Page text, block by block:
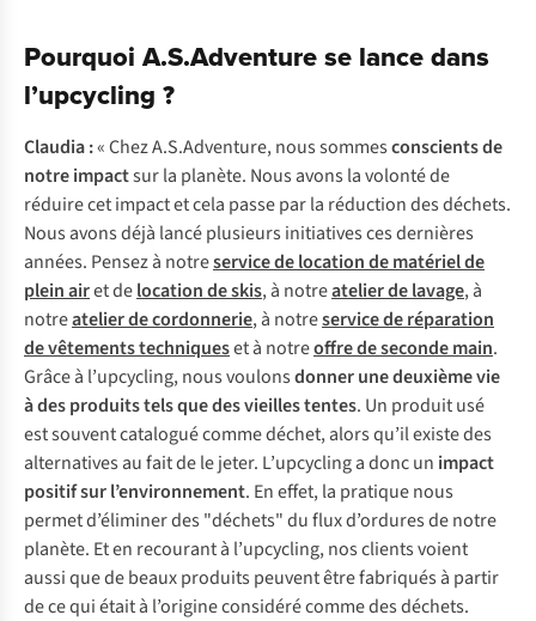
Pourquoi A.S.Adventure se lance dans
l’upcycling ?
Claudia :« Chez A.S.Adventure, nous sommesconscients de
notre impactsur la planète. Nous avons la volonté de
réduire cet impact et cela passe par la réduction des déchets.
Nous avons déjà lancé plusieurs initiatives ces dernières
années. Pensez à notreservice de location de matériel de
plein airet delocation de skis, à notreatelier de lavage, à
notreatelier de cordonnerie, à notreservice de réparation
de vêtements techniqueset à notreoffre de seconde main.
Grâce à l’upcycling, nous voulonsdonner une deuxième vie
à des produits tels que des vieilles tentes. Un produit usé
est souvent catalogué comme déchet, alors qu’il existe des
alternatives au fait de le jeter. L’upcycling a donc un impact
positif sur l’environnement. En effet, la pratique nous
permet d’éliminer des "déchets" du flux d’ordures de notre
planète. Et en recourant à l’upcycling, nos clients voient
aussi que de beaux produits peuvent être fabriqués à partir
de ce qui était à l’origine considéré comme des déchets.